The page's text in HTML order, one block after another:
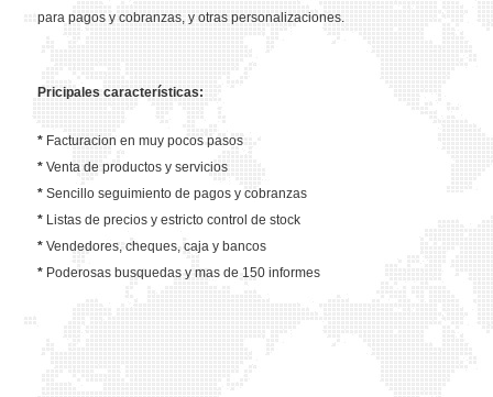
para pagos y cobranzas, y otras personalizaciones.
Pricipales características:
* Facturacion en muy pocos pasos
* Venta de productos y servicios
* Sencillo seguimiento de pagos y cobranzas
* Listas de precios y estricto control de stock
* Vendedores, cheques, caja y bancos
* Poderosas busquedas y mas de 150 informes